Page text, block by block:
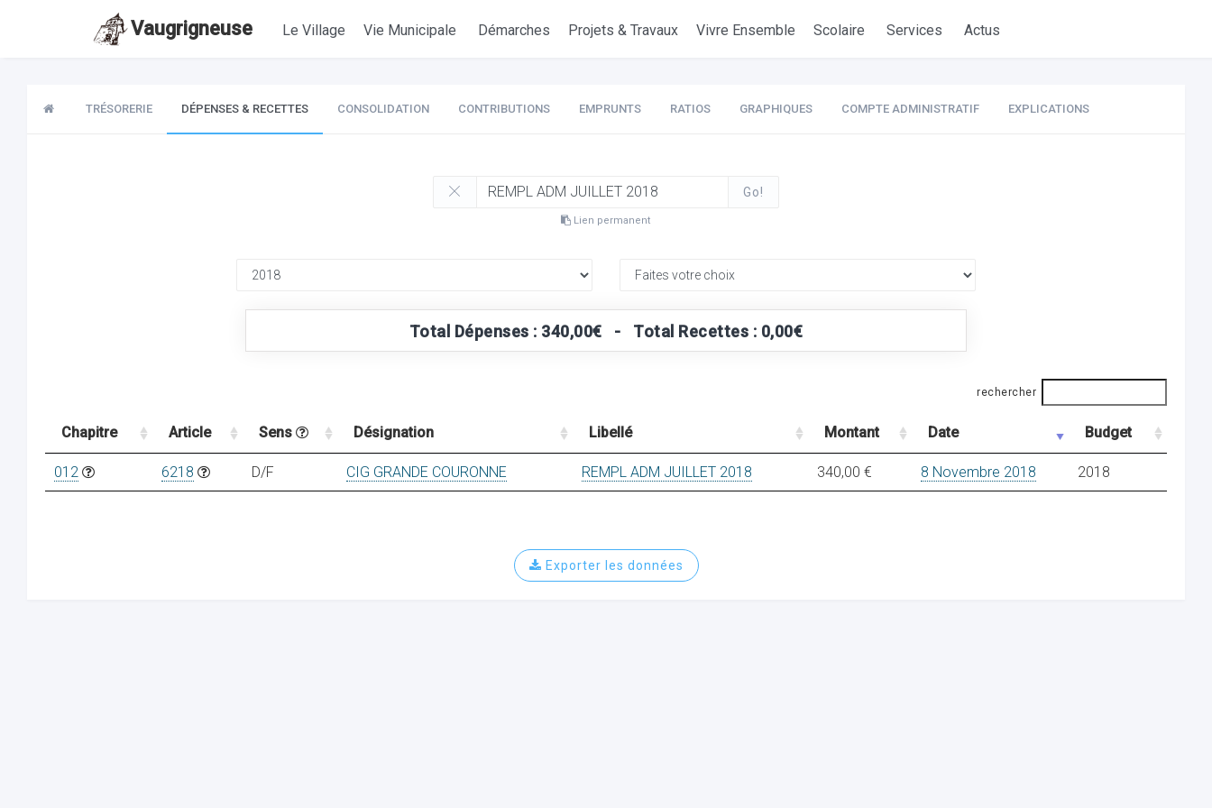
Vaugrigneuse Le Village Vie Municipale Démarches Projets & Travaux Vivre Ensemble Scolaire Services Actus
TRÉSORERIE DÉPENSES & RECETTES CONSOLIDATION CONTRIBUTIONS EMPRUNTS RATIOS GRAPHIQUES COMPTE ADMINISTRATIF EXPLICATIONS
Go!
Lien permanent
Total Dépenses : 340,00€ - Total Recettes : 0,00€
rechercher
Chapitre Article Sens Désignation Libellé Montant Date Budget
012 6218 D/F CIG GRANDE COURONNE REMPL ADM JUILLET 2018 340,00 € 8 Novembre 2018 2018
Exporter les données